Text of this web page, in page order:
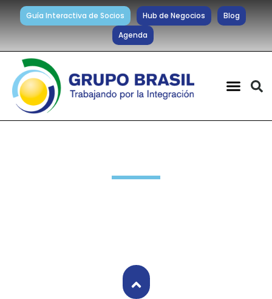
Guía Interactiva de Socios Hub de Negocios
Blog
Agenda
Informes Especiales